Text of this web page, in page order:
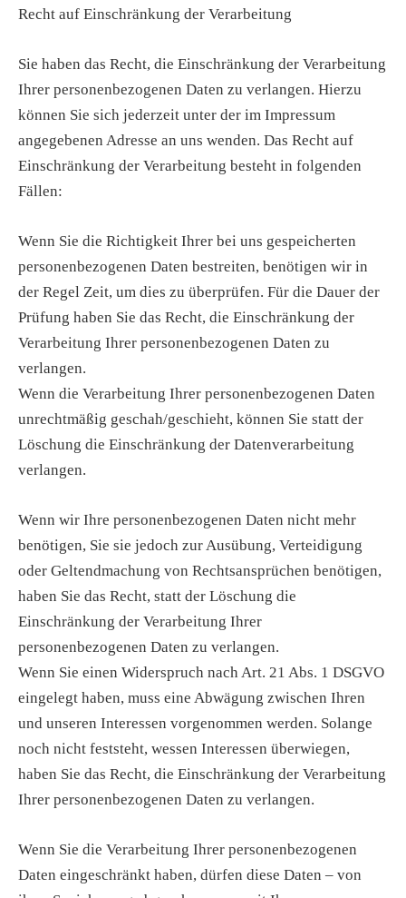
Recht auf Einschränkung der Verarbeitung
Sie haben das Recht, die Einschränkung der Verarbeitung
Ihrer personenbezogenen Daten zu verlangen. Hierzu
können Sie sich jederzeit unter der im Impressum
angegebenen Adresse an uns wenden. Das Recht auf
Einschränkung der Verarbeitung besteht in folgenden
Fällen:
Wenn Sie die Richtigkeit Ihrer bei uns gespeicherten
personenbezogenen Daten bestreiten, benötigen wir in
der Regel Zeit, um dies zu überprüfen. Für die Dauer der
Prüfung haben Sie das Recht, die Einschränkung der
Verarbeitung Ihrer personenbezogenen Daten zu
verlangen.
Wenn die Verarbeitung Ihrer personenbezogenen Daten
unrechtmäßig geschah/geschieht, können Sie statt der
Löschung die Einschränkung der Datenverarbeitung
verlangen.
Wenn wir Ihre personenbezogenen Daten nicht mehr
benötigen, Sie sie jedoch zur Ausübung, Verteidigung
oder Geltendmachung von Rechtsansprüchen benötigen,
haben Sie das Recht, statt der Löschung die
Einschränkung der Verarbeitung Ihrer
personenbezogenen Daten zu verlangen.
Wenn Sie einen Widerspruch nach Art. 21 Abs. 1 DSGVO
eingelegt haben, muss eine Abwägung zwischen Ihren
und unseren Interessen vorgenommen werden. Solange
noch nicht feststeht, wessen Interessen überwiegen,
haben Sie das Recht, die Einschränkung der Verarbeitung
Ihrer personenbezogenen Daten zu verlangen.
Wenn Sie die Verarbeitung Ihrer personenbezogenen
Daten eingeschränkt haben, dürfen diese Daten – von